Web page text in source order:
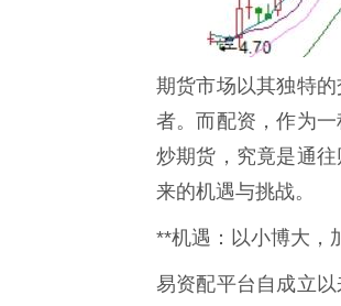
期货市场以其独特
者。而配资，作为
炒期货，究竟是通
来的机遇与挑战。
**机遇：以小博大，
易资配平台自成立